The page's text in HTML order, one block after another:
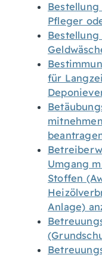
Pfleger
Bestellung
für
Umgang
Stoffen
Anlage)